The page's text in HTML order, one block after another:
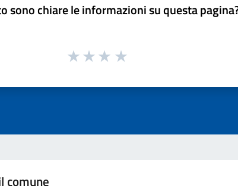
sono chiare le informazioni su questa
comune